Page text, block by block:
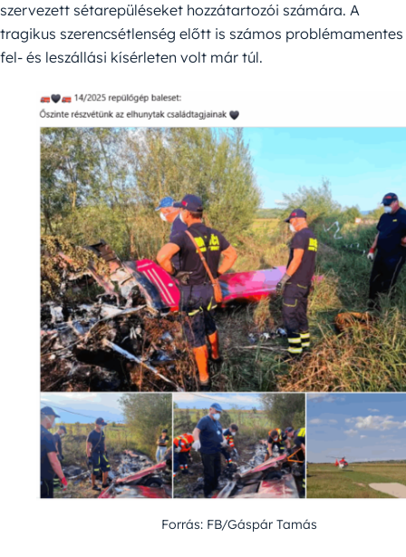
szervezett sétarepüléseket hozzátartozói számára. A
tragikus szerencsétlenség előtt is számos problémamentes
fel- és leszállási kísérleten volt már túl.
Forrás: FB/Gáspár Tamás